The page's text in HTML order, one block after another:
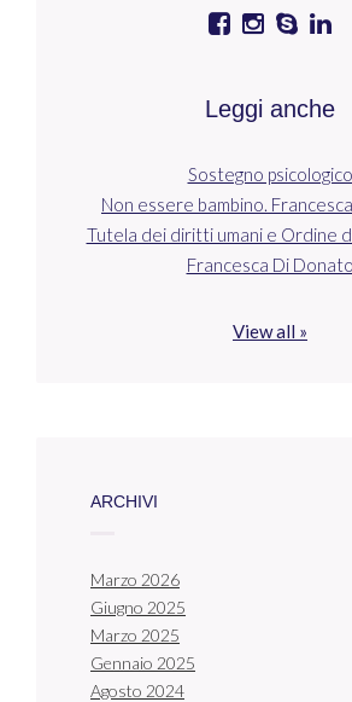
Leggi anche
Sostegno psicologico
Non essere bambino.
Tutela dei diritti umani e Ordine
Francesca Di Donato
View all »
ARCHIVI
Marzo 2026
Giugno 2025
Marzo 2025
Gennaio 2025
Agosto 2024